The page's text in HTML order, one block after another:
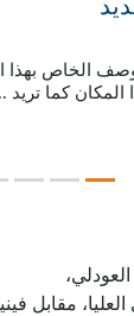
الخاص بهذا
المكان كما تريد
العودلي،
مقابل